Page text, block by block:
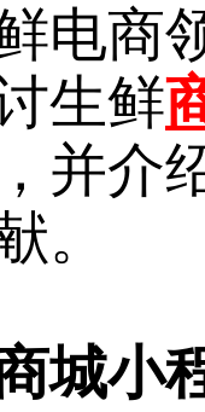
电商
生鲜
并介
。
城小